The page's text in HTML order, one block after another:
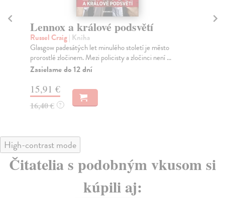
Lennox a králové podsvětí
Russel Craig| Kniha
Glasgow padesátých let minulého století je město
prorostlé zločinem. Mezi policisty a zločinci není ...
Zasielame do 12 dní
15,91 €
16,40 € ?
High-contrast mode
Čitatelia s podobným vkusom si
kúpili aj: